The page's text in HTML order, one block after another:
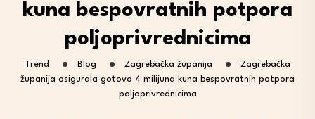
kuna bespovratnih potpora
poljoprivrednicima
Trend Blog Zagrebačka županija
Zagrebačka
županija osigurala gotovo 4 milijuna kuna bespovratnih potpora
poljoprivrednicima